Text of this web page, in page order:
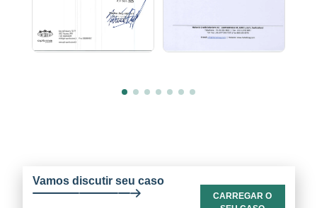
Vamos discutir seu caso
CARREGAR O